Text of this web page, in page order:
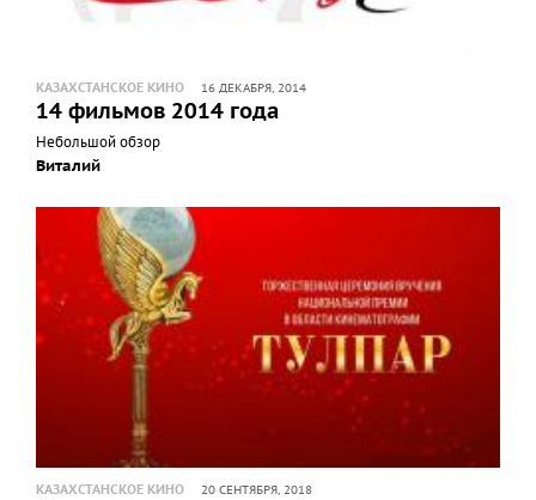
КАЗАХСТАНСКОЕ КИНО 16 ДЕКАБРЯ, 2014
14 фильмов 2014 года
Небольшой обзор
Виталий
КАЗАХСТАНСКОЕ КИНО 20 СЕНТЯБРЯ, 2018